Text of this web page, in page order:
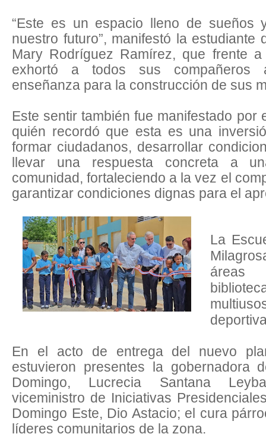
“Este es un espacio lleno de sueños
nuestro futuro”, manifestó la estudiante
Mary Rodríguez Ramírez, que frente
exhortó a todos sus compañeros
enseñanza para la construcción de sus
Este sentir también fue manifestado por
quién recordó que esta es una
formar ciudadanos, desarrollar
llevar una respuesta concreta a
comunidad, fortaleciendo a la vez el
garantizar condiciones dignas para el
La
áreas
En el acto de entrega del nuevo
estuvieron presentes la gobernadora
Domingo, Lucrecia Santana
viceministro de Iniciativas
Domingo Este, Dio Astacio; el cura
líderes comunitarios de la zona.